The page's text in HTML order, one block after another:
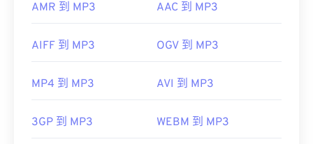
AMR 到 MP3 AAC 到 MP3
AIFF 到 MP3 OGV 到 MP3
MP4 到 MP3 AVI 到 MP3
3GP 到 MP3 WEBM 到 MP3